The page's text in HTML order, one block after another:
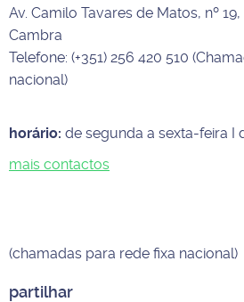
Av. Camilo Tavares de Matos, nº
Cambra
Telefone: (+351) 256 420 510
nacional)
horário: de segunda a sexta-feira I
mais contactos
(chamadas para rede fixa nacional)
partilhar